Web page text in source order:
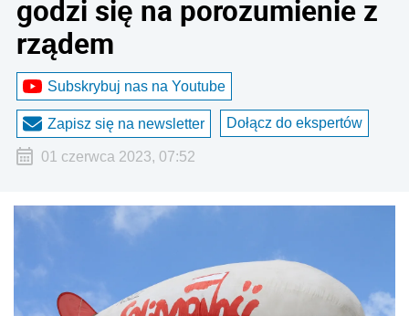
godzi się na porozumienie z
rządem
Subskrybuj nas na Youtube
Zapisz się na newsletter Dołącz do ekspertów
01 czerwca 2023, 07:52